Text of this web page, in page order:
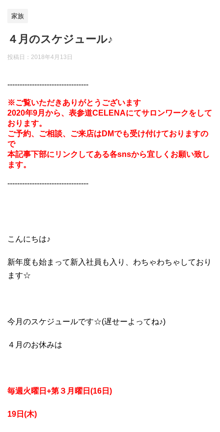
家族
４月のスケジュール♪
投稿日： 2018年4月13日
---------------------------------
※ご覧いただきありがとうございます
2020年9月から、表参道CELENAにてサロンワークをして
おります。
ご予約、ご相談、ご来店はDMでも受け付けておりますの
で
本記事下部にリンクしてある各snsから宜しくお願い致し
ます。
---------------------------------
こんにちは♪
新年度も始まって新入社員も入り、わちゃわちゃしており
ます☆
今月のスケジュールです☆(遅せーよってね♪)
４月のお休みは
毎週火曜日+第３月曜日(16日)
19日(木)